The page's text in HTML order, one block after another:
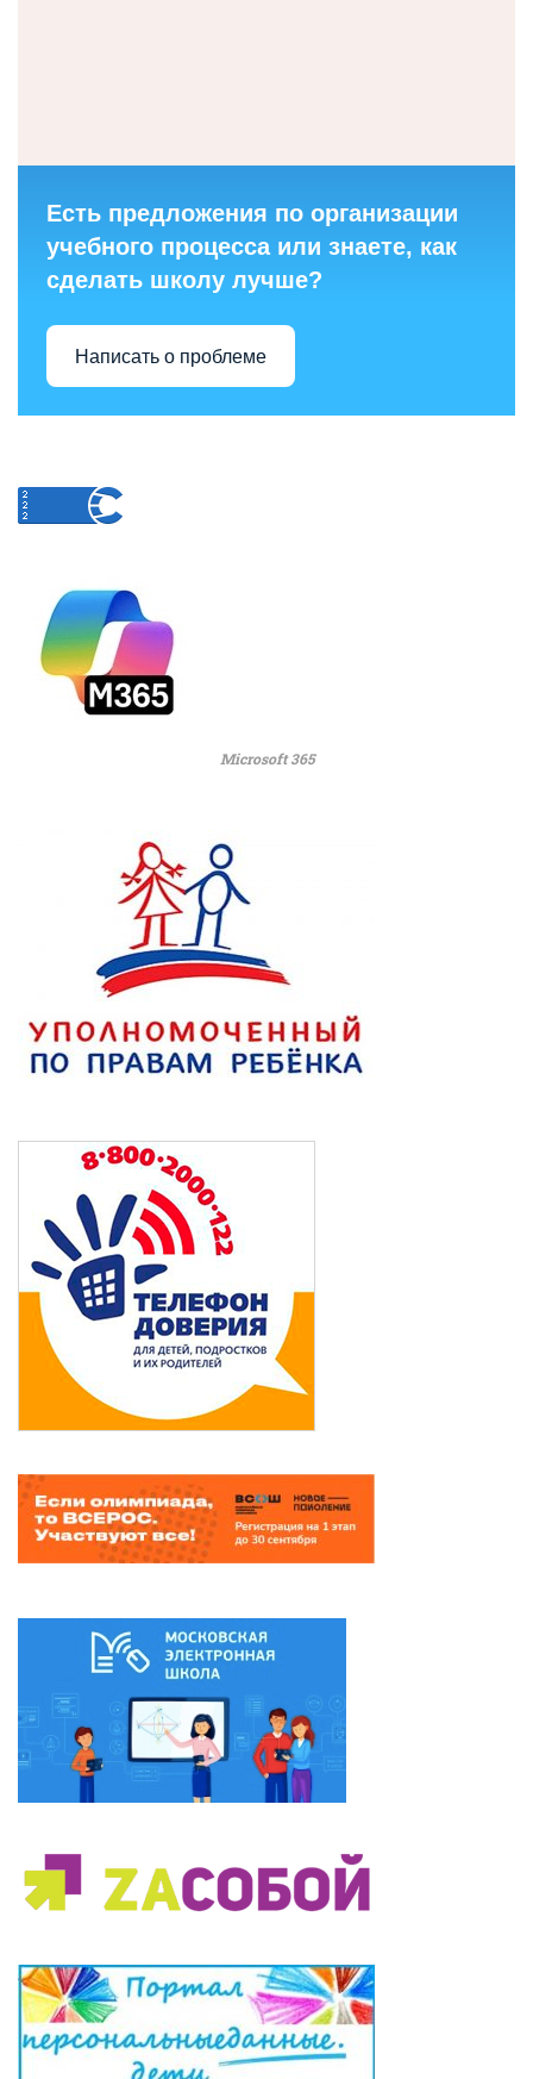
Есть предложения по организации
учебного процесса или знаете, как
сделать школу лучше?
Написать о проблеме
Microsoft 365